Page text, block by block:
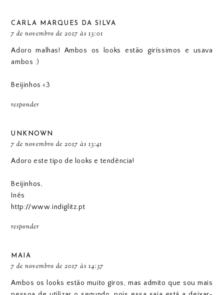
CARLA MARQUES DA SILVA
7 de novembro de 2017 às 13:01
Adoro malhas! Ambos os looks estão giríssimos e usava
ambos :)
Beijinhos <3
responder
UNKNOWN
7 de novembro de 2017 às 13:41
Adoro este tipo de looks e tendência!
Beijinhos,
Inês
http://www.indiglitz.pt
responder
MAIA
7 de novembro de 2017 às 14:37
Ambos os looks estão muito giros, mas admito que sou mais